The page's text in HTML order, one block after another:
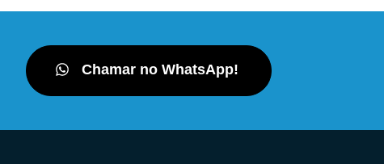
Chamar no WhatsApp!